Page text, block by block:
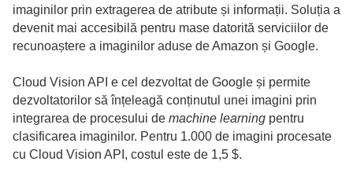
imaginilor prin extragerea de atribute și informații. Soluția a
devenit mai accesibilă pentru mase datorită serviciilor de
recunoaștere a imaginilor aduse de Amazon și Google.
Cloud Vision API e cel dezvoltat de Google și permite
dezvoltatorilor să înțeleagă conținutul unei imagini prin
integrarea de procesului de machine learning pentru
clasificarea imaginilor. Pentru 1.000 de imagini procesate
cu Cloud Vision API, costul este de 1,5 $.